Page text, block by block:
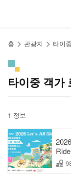
홈 관광지 타이
타이중 객가
1 정보